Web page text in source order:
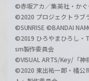
©赤坂アカ／集英社・か
©2020 プロジェクトラブ
©SUNRISE ©BANDAI
©2019 ひろやまひろし・
sm製作委員会
©VISUAL ARTS/Key/「
©2020 東出祐一郎・橘公